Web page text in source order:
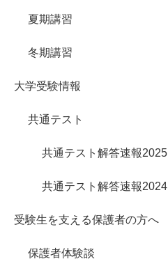
夏期講習
冬期講習
大学受験情報
共通テスト
共通テスト解答速報2025
共通テスト解答速報2024
受験生を支える保護者の方へ
保護者体験談